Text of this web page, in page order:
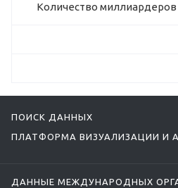
Количество
ПОИСК ДАННЫХ
ПЛАТФОРМА ВИЗУАЛИЗАЦИИ И
ДАННЫЕ МЕЖДУНАРОДНЫХ